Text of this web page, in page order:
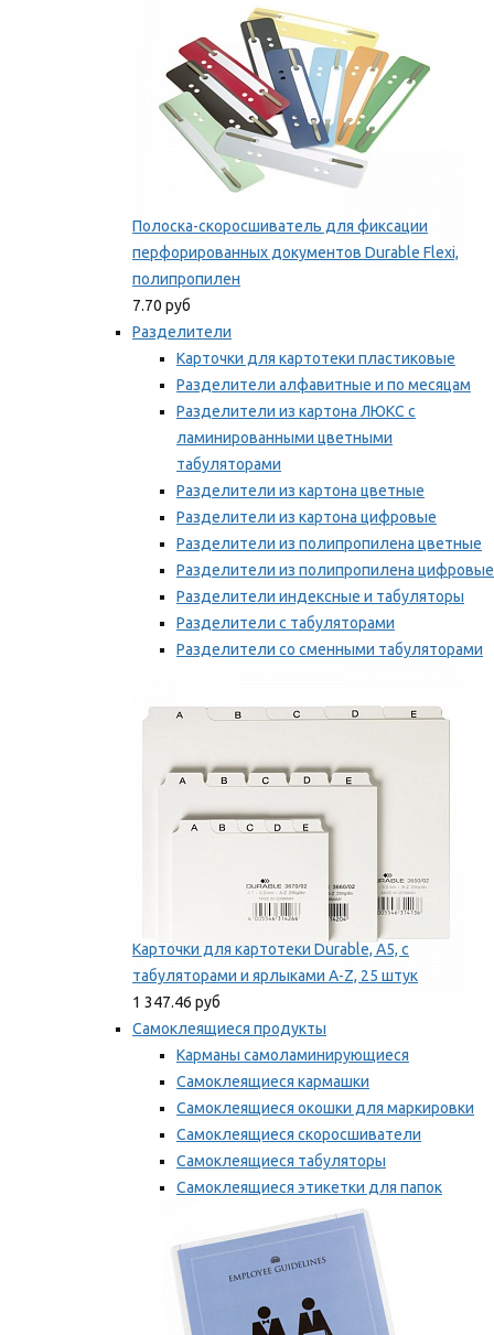
Полоска-скоросшиватель для фиксации
перфорированных документов Durable Flexi,
полипропилен
7.70 руб
Разделители
Карточки для картотеки пластиковые
Разделители алфавитные и по месяцам
Разделители из картона ЛЮКС с
ламинированными цветными
табуляторами
Разделители из картона цветные
Разделители из картона цифровые
Разделители из полипропилена цветные
Разделители из полипропилена цифровые
Разделители индексные и табуляторы
Разделители с табуляторами
Разделители со сменными табуляторами
Карточки для картотеки Durable, A5, с
табуляторами и ярлыками A-Z, 25 штук
1 347.46 руб
Самоклеящиеся продукты
Карманы самоламинирующиеся
Самоклеящиеся кармашки
Самоклеящиеся окошки для маркировки
Самоклеящиеся скоросшиватели
Самоклеящиеся табуляторы
Самоклеящиеся этикетки для папок
Таблички для маркировки
Мы рекомендуем